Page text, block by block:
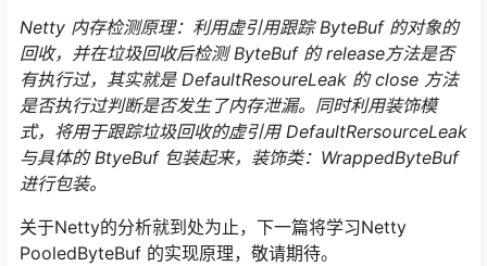
Netty 内存检测原理：利用虚引用跟踪 ByteBuf 的对象的
回收，并在垃圾回收后检测 ByteBuf 的 release方法是否
有执行过，其实就是 DefaultResoureLeak 的 close 方法
是否执行过判断是否发生了内存泄漏。同时利用装饰模
式，将用于跟踪垃圾回收的虚引用 DefaultRersourceLeak
与具体的 BtyeBuf 包装起来，装饰类：WrappedByteBuf
进行包装。
关于Netty的分析就到处为止，下一篇将学习Netty
PooledByteBuf 的实现原理，敬请期待。